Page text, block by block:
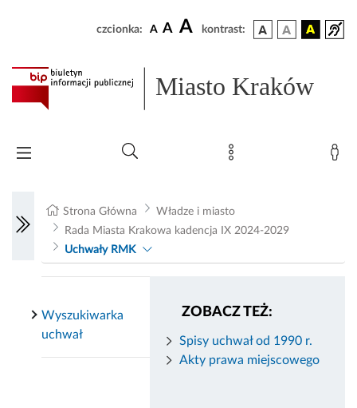
czcionka: A A A kontrast:
Miasto Kraków
Strona Główna
Władze i miasto
Rada Miasta Krakowa kadencja IX 2024-2029
Uchwały RMK
ZOBACZ TEŻ:
Spisy uchwał od 1990 r.
Akty prawa miejscowego
Wyszukiwarka
uchwał